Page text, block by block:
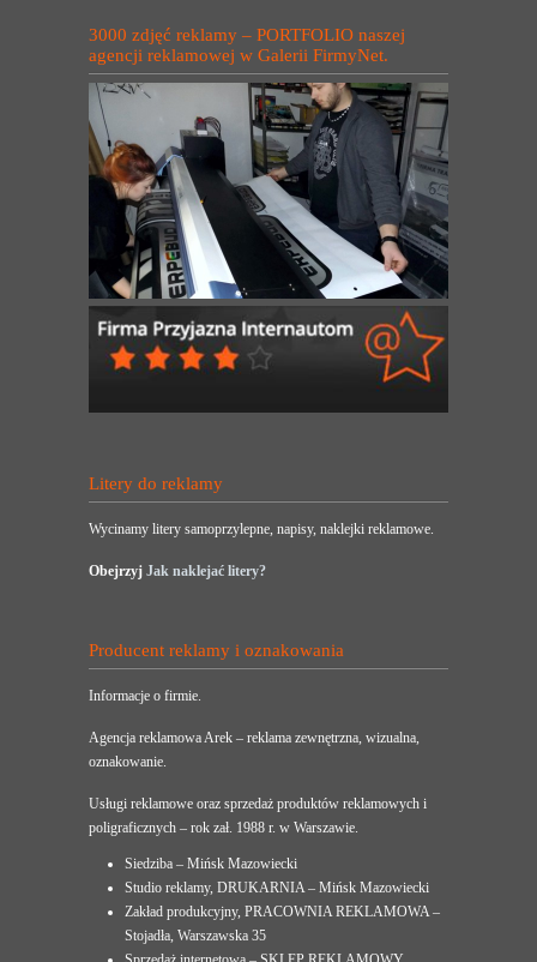
3000 zdjęć reklamy – PORTFOLIO naszej
agencji reklamowej w Galerii FirmyNet.
Litery do reklamy
Wycinamy litery samoprzylepne, napisy, naklejki reklamowe.
Obejrzyj Jak naklejać litery?
Producent reklamy i oznakowania
Informacje o firmie.
Agencja reklamowa Arek – reklama zewnętrzna, wizualna,
oznakowanie.
Usługi reklamowe oraz sprzedaż produktów reklamowych i
poligraficznych – rok zał. 1988 r. w Warszawie.
Siedziba – Mińsk Mazowiecki
Studio reklamy, DRUKARNIA – Mińsk Mazowiecki
Zakład produkcyjny, PRACOWNIA REKLAMOWA –
Stojadła, Warszawska 35